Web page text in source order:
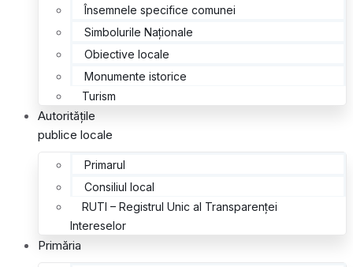
Însemnele specifice comunei
Simbolurile Naționale
Obiective locale
Monumente istorice
Turism
Autoritățile
publice locale
Primarul
Consiliul local
RUTI – Registrul Unic al Transparenței
Intereselor
Primăria